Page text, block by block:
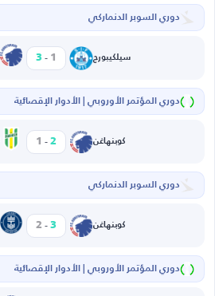
دوري السوبر الدنماركي
سيلكيبورج 1
-
3
دوري المؤتمر الأوروبي | الأدوار الإقصائية
كوبنهاغن 2
-
1
دوري السوبر الدنماركي
كوبنهاغن 3
-
2
دوري المؤتمر الأوروبي | الأدوار الإقصائية